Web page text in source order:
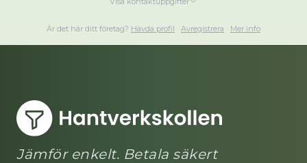
Är det här ditt företag? Hävda profil · Avregistrera · Mer info
Jämför enkelt. Betala säkert